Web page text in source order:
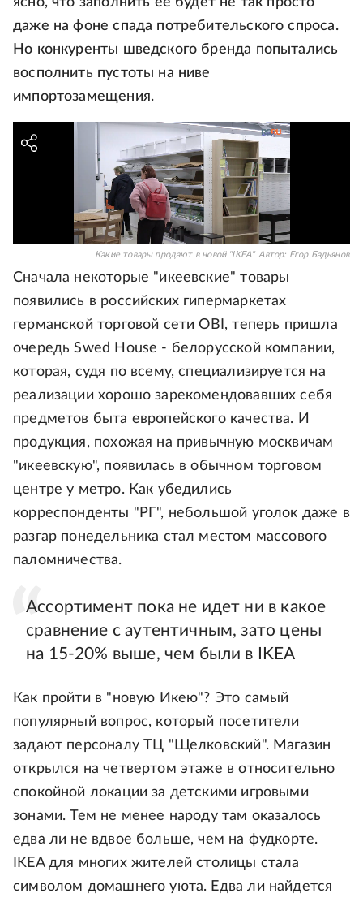
даже на фоне спада потребительского спроса.
Но конкуренты шведского бренда попытались
восполнить пустоты на ниве
импортозамещения.
Какие товары продают в новой "IKEA" Автор: Егор Бадьянов
Сначала некоторые "икеевские" товары
появились в российских гипермаркетах
германской торговой сети OBI, теперь пришла
очередь Swed House - белорусской компании,
которая, судя по всему, специализируется на
реализации хорошо зарекомендовавших себя
предметов быта европейского качества. И
продукция, похожая на привычную москвичам
"икеевскую", появилась в обычном торговом
центре у метро. Как убедились
корреспонденты "РГ", небольшой уголок даже в
разгар понедельника стал местом массового
паломничества.
Ассортимент пока не идет ни в какое
сравнение с аутентичным, зато цены
на 15-20% выше, чем были в IKEA
Как пройти в "новую Икею"? Это самый
популярный вопрос, который посетители
задают персоналу ТЦ "Щелковский". Магазин
открылся на четвертом этаже в относительно
спокойной локации за детскими игровыми
зонами. Тем не менее народу там оказалось
едва ли не вдвое больше, чем на фудкорте.
IKEA для многих жителей столицы стала
символом домашнего уюта. Едва ли найдется